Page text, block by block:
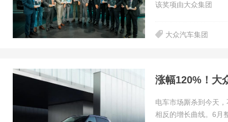
该奖项由大众集团
大众汽车集团
涨幅120%！大
电车市场厮杀到今天
相反的增长曲线。6月